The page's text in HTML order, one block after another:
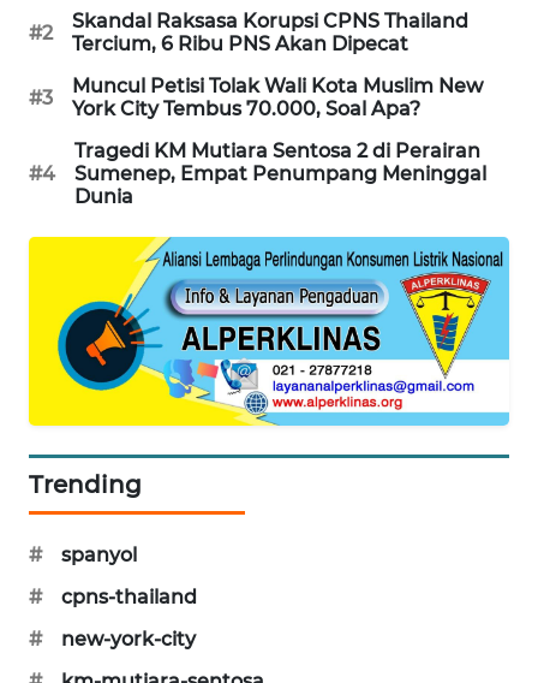
#2
Skandal Raksasa Korupsi CPNS Thailand
Tercium, 6 Ribu PNS Akan Dipecat
#3
Muncul Petisi Tolak Wali Kota Muslim New
York City Tembus 70.000, Soal Apa?
#4
Tragedi KM Mutiara Sentosa 2 di Perairan
Sumenep, Empat Penumpang Meninggal
Dunia
Trending
#
spanyol
#
cpns-thailand
#
new-york-city
CO ID
WAHANANEWS
NET
WAHANA
SPORT
WAHANA
SELEB
OTOMOTIF
HEALTH